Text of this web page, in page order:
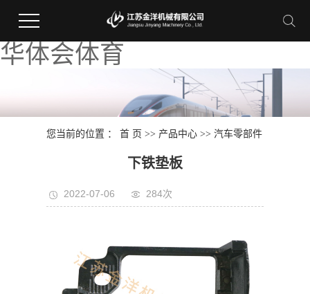
华体会体育
您当前的位置 ：首 页 >> 产品中心 >>汽车零部件
下铁垫板
2022-07-06 284次